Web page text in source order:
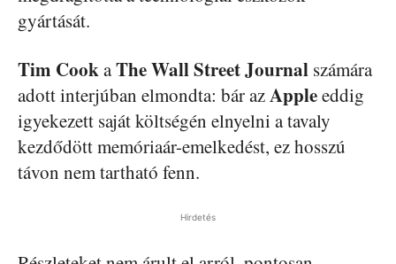
gyártását.
Tim CookaThe Wall Street Journal számára
adott interjúban elmondta: bár azAppleeddig
igyekezett saját költségén elnyelni a tavaly
kezdődött memóriaár-emelkedést, ez hosszú
távon nem tartható fenn.
Hirdetés